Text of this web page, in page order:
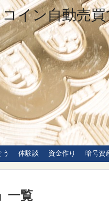
イン自動売
体験談 資金作り 暗号資
一覧